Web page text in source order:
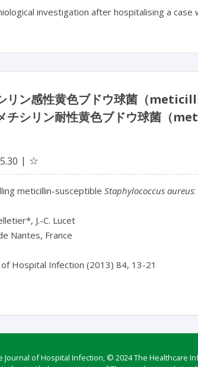
investigation after hospitalising a
リン感性黄色ブドウ球菌（
チシリン耐性黄色ブドウ球菌（
☆
meticillin-susceptible Staphylococcus aureus
J.-C. Lucet
Nantes, France
of Hospital Infection, © 2024 The Healthcare